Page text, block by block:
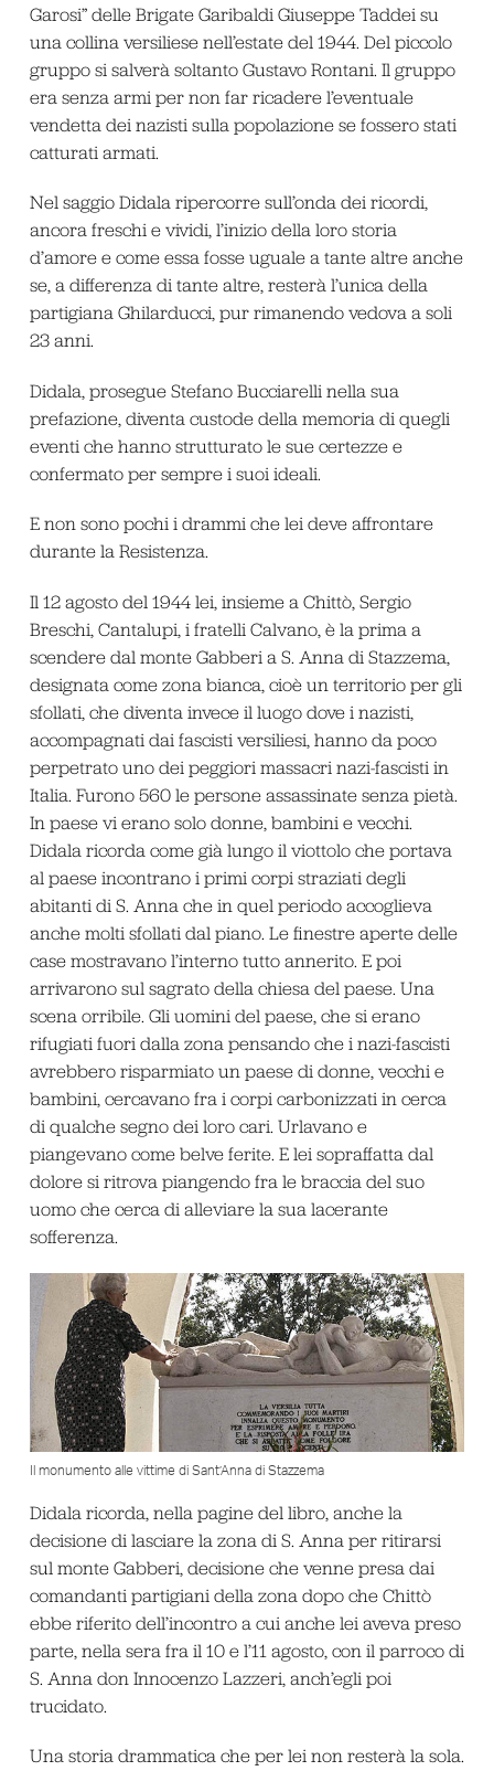
Garosi” delle Brigate Garibaldi Giuseppe Taddei su
una collina versiliese nell’estate del 1944. Del piccolo
gruppo si salverà soltanto Gustavo Rontani. Il gruppo
era senza armi per non far ricadere l’eventuale
vendetta dei nazisti sulla popolazione se fossero stati
catturati armati.
Nel saggio Didala ripercorre sull’onda dei ricordi,
ancora freschi e vividi, l’inizio della loro storia
d’amore e come essa fosse uguale a tante altre anche
se, a differenza di tante altre, resterà l’unica della
partigiana Ghilarducci, pur rimanendo vedova a soli
23 anni.
Didala, prosegue Stefano Bucciarelli nella sua
prefazione, diventa custode della memoria di quegli
eventi che hanno strutturato le sue certezze e
confermato per sempre i suoi ideali.
E non sono pochi i drammi che lei deve affrontare
durante la Resistenza.
Il 12 agosto del 1944 lei, insieme a Chittò, Sergio
Breschi, Cantalupi, i fratelli Calvano, è la prima a
scendere dal monte Gabberi a S. Anna di Stazzema,
designata come zona bianca, cioè un territorio per gli
sfollati, che diventa invece il luogo dove i nazisti,
accompagnati dai fascisti versiliesi, hanno da poco
perpetrato uno dei peggiori massacri nazi-fascisti in
Italia. Furono 560 le persone assassinate senza pietà.
In paese vi erano solo donne, bambini e vecchi.
Didala ricorda come già lungo il viottolo che portava
al paese incontrano i primi corpi straziati degli
abitanti di S. Anna che in quel periodo accoglieva
anche molti sfollati dal piano. Le finestre aperte delle
case mostravano l’interno tutto annerito. E poi
arrivarono sul sagrato della chiesa del paese. Una
scena orribile. Gli uomini del paese, che si erano
rifugiati fuori dalla zona pensando che i nazi-fascisti
avrebbero risparmiato un paese di donne, vecchi e
bambini, cercavano fra i corpi carbonizzati in cerca
di qualche segno dei loro cari. Urlavano e
piangevano come belve ferite. E lei sopraffatta dal
dolore si ritrova piangendo fra le braccia del suo
uomo che cerca di alleviare la sua lacerante
sofferenza.
Il monumento alle vittime di Sant’Anna di Stazzema
Didala ricorda, nella pagine del libro, anche la
decisione di lasciare la zona di S. Anna per ritirarsi
sul monte Gabberi, decisione che venne presa dai
comandanti partigiani della zona dopo che Chittò
ebbe riferito dell’incontro a cui anche lei aveva preso
parte, nella sera fra il 10 e l’11 agosto, con il parroco di
S. Anna don Innocenzo Lazzeri, anch’egli poi
trucidato.
Una storia drammatica che per lei non resterà la sola.